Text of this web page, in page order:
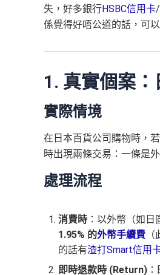
失，好多銀行HSBC信用卡
係覺得好唔公道的話，可
1. 真實個案
實際情境
在日本百貨公司購物時，
時出現兩條交易：一條是
處理流程
消費時 ：以外幣（如
1.95% 的外幣手續費
的話有渣打Smart信用
即時退款時 (Return)